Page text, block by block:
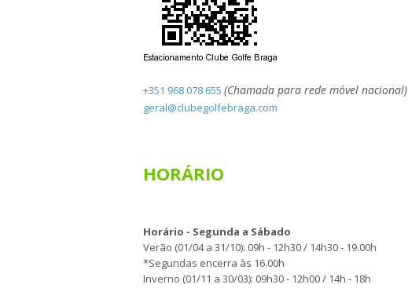
+351 968 078 655 (Chamada para rede móvel nacional)
geral@clubegolfebraga.com
HORÁRIO
Horário - Segunda a Sábado
Verão (01/04 a 31/10): 09h - 12h30 / 14h30 - 19.00h
*Segundas encerra às 16.00h
Inverno (01/11 a 30/03): 09h30 - 12h00 / 14h - 18h